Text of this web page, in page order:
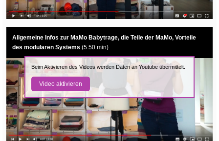
Allgemeine Infos zur MaMo Babytrage, die Teile der MaMo, Vorteile
des modularen Systems (5.50 min)
Beim Aktivieren des Videos werden Daten an Youtube übermittelt.
Video aktivieren